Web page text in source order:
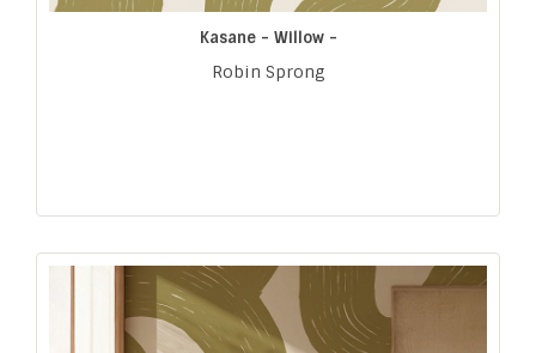
Kasane - Willow -
Robin Sprong